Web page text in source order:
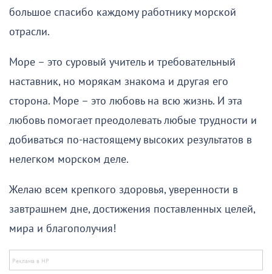
большое спасибо каждому работнику морской
отрасли.
Море – это суровый учитель и требовательный
наставник, но морякам знакома и другая его
сторона. Море – это любовь на всю жизнь. И эта
любовь помогает преодолевать любые трудности и
добиваться по-настоящему высоких результатов в
нелегком морском деле.
Желаю всем крепкого здоровья, уверенности в
завтрашнем дне, достижения поставленных целей,
мира и благополучия!